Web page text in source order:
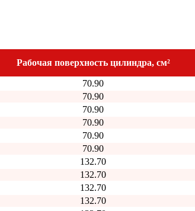
Рабочая поверхность цилиндра, см²
70.90
70.90
70.90
70.90
70.90
70.90
132.70
132.70
132.70
132.70